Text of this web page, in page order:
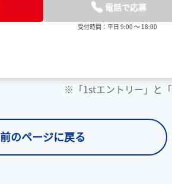
電話で応募
受付時間：平日 9:00 ～ 18:00
※「1stエントリー」と
前のページに戻る